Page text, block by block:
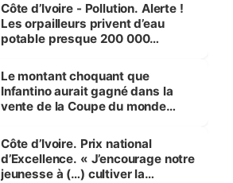
Côte d’Ivoire - Pollution. Alerte !
Les orpailleurs privent d’eau
potable presque 200 000
Le montant choquant que
Infantino aurait gagné dans la
vente de la Coupe du monde
Côte d’Ivoire. Prix national
d’Excellence. « J’encourage notre
jeunesse à (…) cultiver la